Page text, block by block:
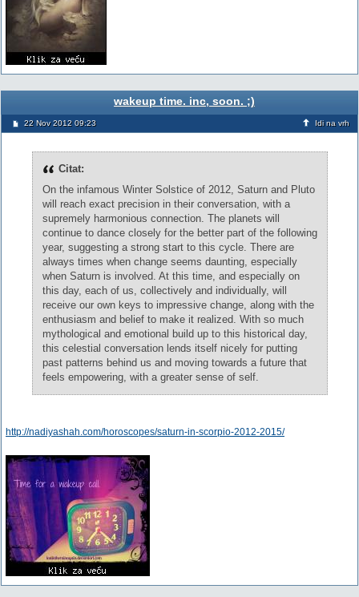
wakeup time. inc, soon. ;)
22 Nov 2012 09:23 Idi na vrh
Citat:
On the infamous Winter Solstice of 2012, Saturn and Pluto
will reach exact precision in their conversation, with a
supremely harmonious connection. The planets will
continue to dance closely for the better part of the following
year, suggesting a strong start to this cycle. There are
always times when change seems daunting, especially
when Saturn is involved. At this time, and especially on
this day, each of us, collectively and individually, will
receive our own keys to impressive change, along with the
enthusiasm and belief to make it realized. With so much
mythological and emotional build up to this historical day,
this celestial conversation lends itself nicely for putting
past patterns behind us and moving towards a future that
feels empowering, with a greater sense of self.
http://nadiyashah.com/horoscopes/saturn-in-scorpio-2012-2015/